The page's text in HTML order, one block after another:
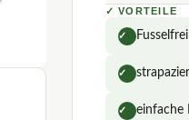
Wie gut
Kann ich